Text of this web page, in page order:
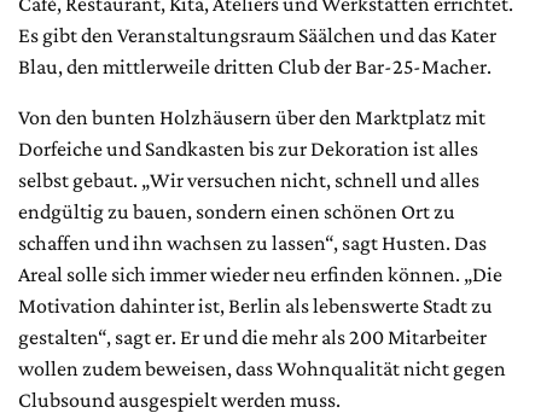
Es gibt den Veranstaltungsraum Säälchen und das Kater
Blau, den mittlerweile dritten Club der Bar-25-Macher.
Von den bunten Holzhäusern über den Marktplatz mit
Dorfeiche und Sandkasten bis zur Dekoration ist alles
selbst gebaut. „Wir versuchen nicht, schnell und alles
endgültig zu bauen, sondern einen schönen Ort zu
schaffen und ihn wachsen zu lassen“, sagt Husten. Das
Areal solle sich immer wieder neu erfinden können. „Die
Motivation dahinter ist, Berlin als lebenswerte Stadt zu
gestalten“, sagt er. Er und die mehr als 200 Mitarbeiter
wollen zudem beweisen, dass Wohnqualität nicht gegen
Clubsound ausgespielt werden muss.